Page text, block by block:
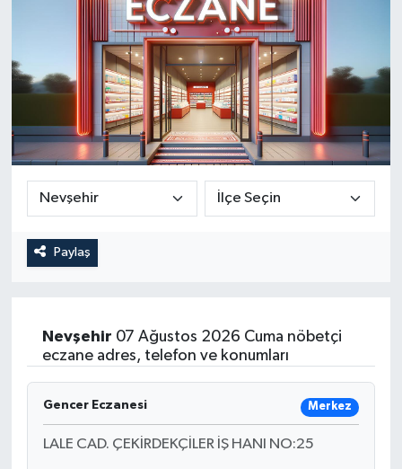
Paylaş
Nevşehir 07 Ağustos 2026 Cuma nöbetçi
eczane adres, telefon ve konumları
Gencer Eczanesi Merkez
LALE CAD. ÇEKİRDEKÇİLER İŞ HANI NO:25